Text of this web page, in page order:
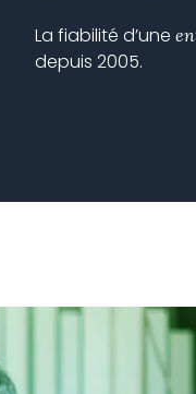
La fiabilité d’une
depuis 2005.